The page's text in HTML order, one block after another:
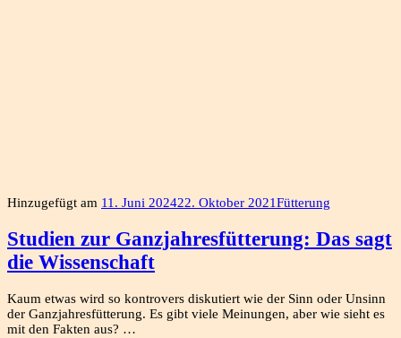
Hinzugefügt am 11. Juni 202422. Oktober 2021Fütterung
Studien zur Ganzjahresfütterung: Das sagt
die Wissenschaft
Kaum etwas wird so kontrovers diskutiert wie der Sinn oder Unsinn
der Ganzjahresfütterung. Es gibt viele Meinungen, aber wie sieht es
mit den Fakten aus? …